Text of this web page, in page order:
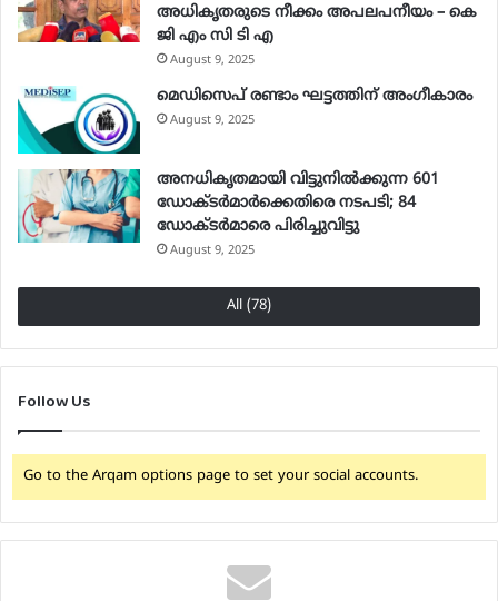
അധികൃതരുടെ നീക്കം അപലപനീയം – കെ
ജി എം സി ടി എ
August 9, 2025
മെഡിസെപ് രണ്ടാം ഘട്ടത്തിന് അംഗീകാരം
August 9, 2025
അനധികൃതമായി വിട്ടുനില്‍ക്കുന്ന 601
ഡോക്ടര്‍മാര്‍ക്കെതിരെ നടപടി; 84
ഡോക്ടര്‍മാരെ പിരിച്ചുവിട്ടു
August 9, 2025
All (78)
Follow Us
Go to the Arqam options page to set your social accounts.